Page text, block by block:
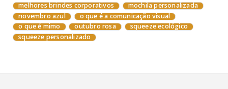
melhores brindes corporativos
mochila personalizada
novembro azul
o que é a comunicação visual
o que é mimo
outubro rosa
squeeze ecológico
squeeze personalizado